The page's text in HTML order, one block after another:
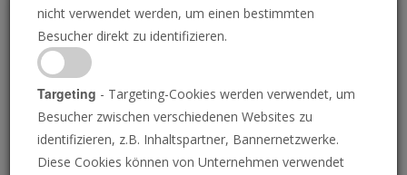
P
nicht verwendet werden, um einen bestimmten
Besucher direkt zu identifizieren.
Targeting - Targeting-Cookies werden verwendet, um
Besucher zwischen verschiedenen Websites zu
identifizieren, z.B. Inhaltspartner, Bannernetzwerke.
Diese Cookies können von Unternehmen verwendet